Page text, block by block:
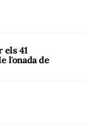
els 41
l'onada de